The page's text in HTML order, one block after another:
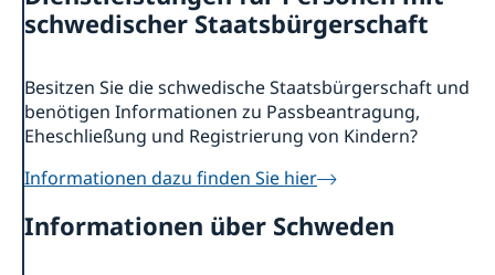
Geänderte Öffnungszeiten
Wahl 2026
Stellenanzeigen der Botschaft
Kontakt & Öffnungszeiten
Ansprechpartner für die Medien
Soziale Medien und Newsletter
Die Schwedische Botschaft: Das Gebäude
Die Botschafterin
Schweden in Deutschland
Business Sweden
Schwedische Handelskammer und Unternehmen
AllBright Stiftung
Sonstige Vereine
Schwedische Kirchen
schwedischer Staatsbürgerschaft
Besitzen Sie die schwedische Staatsbürgerschaft und
benötigen Informationen zu Passbeantragung,
Eheschließung und Registrierung von Kindern?
Informationen dazu finden Sie hier
Informationen über Schweden